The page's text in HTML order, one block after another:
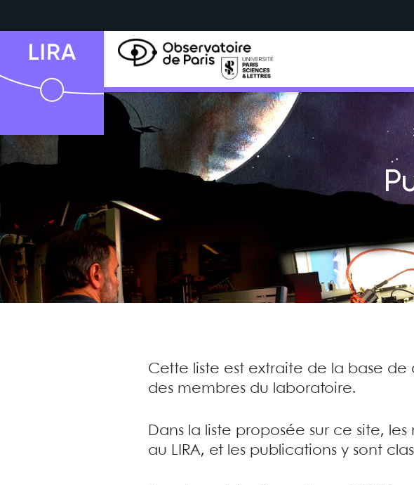
Cette liste est extraite de la base de
des membres du laboratoire.
Dans la liste proposée sur ce site,
au LIRA, et les publications y sont